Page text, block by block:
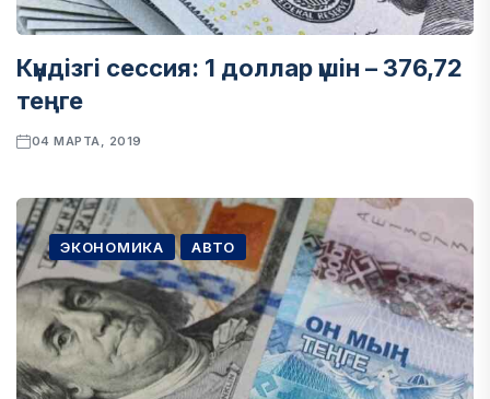
Күндізгі сессия: 1 доллар үшін – 376,72
теңге
04 МАРТА, 2019
ЭКОНОМИКА АВТО